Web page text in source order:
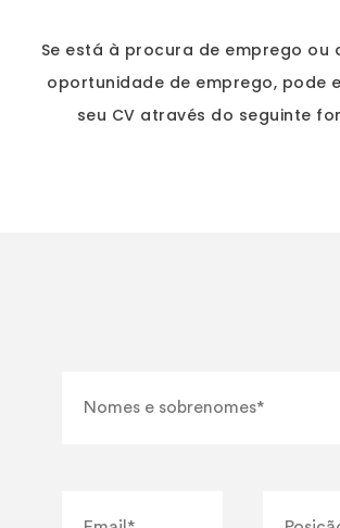
Se está à procura de emprego ou
oportunidade de emprego, pode
seu CV através do seguinte